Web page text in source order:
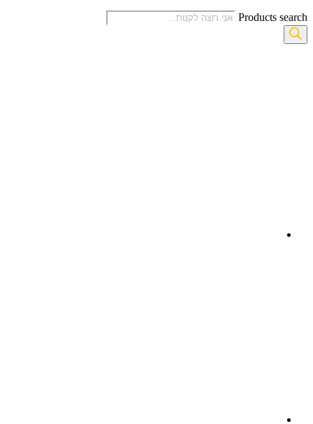
Products search